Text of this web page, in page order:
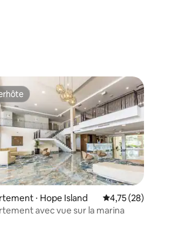
la base de 294 commentaires : 4,98 sur 5
⋅ Hope Island Évaluation moyenne
4,75 (28)
avec vue sur la marina